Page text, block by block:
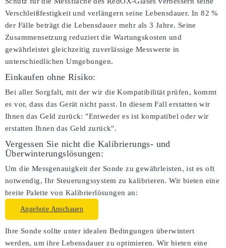
Verschleißfestigkeit und verlängern seine Lebensdauer. In 82 %
der Fälle beträgt die Lebensdauer mehr als 3 Jahre. Seine
Zusammensetzung reduziert die Wartungskosten und
gewährleistet gleichzeitig zuverlässige Messwerte in
unterschiedlichen Umgebungen.
Einkaufen ohne Risiko:
Bei aller Sorgfalt, mit der wir die Kompatibilität prüfen, kommt
es vor, dass das Gerät nicht passt. In diesem Fall erstatten wir
Ihnen das Geld zurück: "Entweder es ist kompatibel oder wir
erstatten Ihnen das Geld zurück".
Vergessen Sie nicht die Kalibrierungs- und
Überwinterungslösungen:
Um die Messgenauigkeit der Sonde zu gewährleisten, ist es oft
notwendig, Ihr Steuerungssystem zu kalibrieren. Wir bieten eine
breite Palette von Kalibrierlösungen an:
Angebote Anschauen
Ihre Sonde sollte unter idealen Bedingungen überwintert
werden, um ihre Lebensdauer zu optimieren. Wir bieten eine